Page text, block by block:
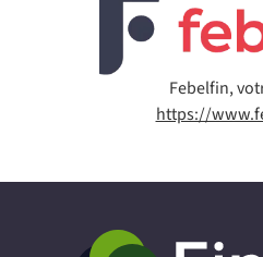
Febelfin,
https://